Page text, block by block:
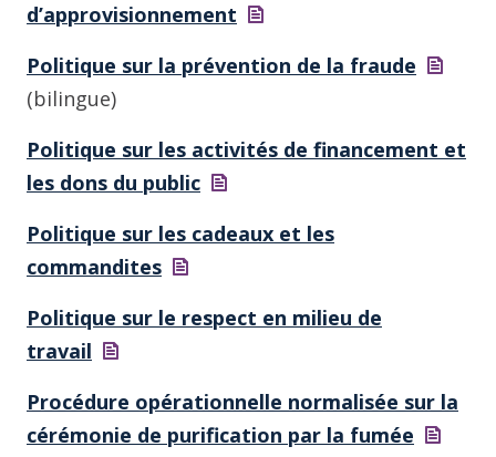
d’approvisionnement
Politique sur la prévention de la fraude
(bilingue)
Politique sur les activités de financement et
les dons du public
Politique sur les cadeaux et les
commandites
Politique sur le respect en milieu de
travail
Procédure opérationnelle normalisée sur la
cérémonie de purification par la fumée